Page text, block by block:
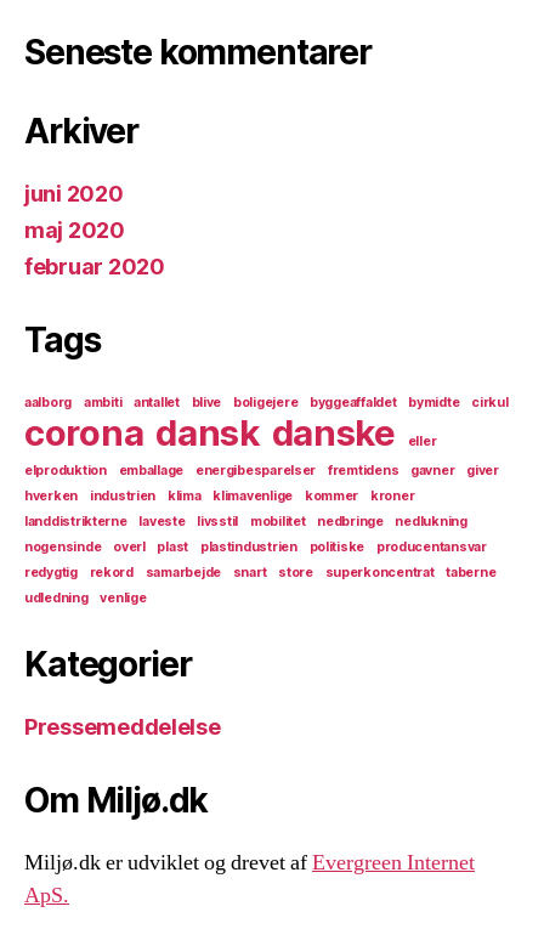
Seneste kommentarer
Arkiver
juni 2020
maj 2020
februar 2020
Tags
aalborg ambiti antallet blive boligejere byggeaffaldet bymidte cirkul
corona dansk danske
eller
elproduktion
emballage energibesparelser fremtidens gavner
giver
hverken
industrien klima klimavenlige kommer
kroner
landdistrikterne
laveste livsstil mobilitet nedbringe
nedlukning
nogensinde
overl plast plastindustrien politiske
producentansvar
redygtig
rekord samarbejde snart store superkoncentrat
taberne
udledning
venlige
Kategorier
Pressemeddelelse
Om Miljø.dk
Miljø.dk er udviklet og drevet afEvergreen Internet
ApS.